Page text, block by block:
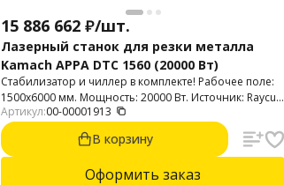
15 886 662 ₽/шт.
Лазерный станок для резки металла
Kamach APPA DTC 1560 (20000 Вт)
Стабилизатор и чиллер в комплекте! Рабочее поле:
1500х6000 мм. Мощность: 20000 Вт. Источник: Raycus.
Голова с автофокусом.
Артикул:00-00001913
В корзину
Оформить заказ